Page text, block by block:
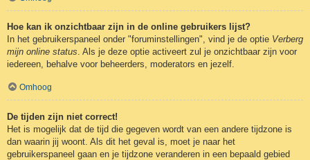
Hoe kan ik onzichtbaar zijn in de online gebruikers lijst?
In het gebruikerspaneel onder "foruminstellingen", vind je de optie Verberg
mijn online status . Als je deze optie activeert zul je onzichtbaar zijn voor
iedereen, behalve voor beheerders, moderators en jezelf.
Omhoog
De tijden zijn niet correct!
Het is mogelijk dat de tijd die gegeven wordt van een andere tijdzone is
dan waarin jij woont. Als dit het geval is, moet je naar het
gebruikerspaneel gaan en je tijdzone veranderen in een bepaald gebied